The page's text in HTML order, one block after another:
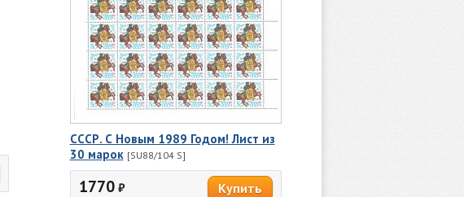
СССР. С Новым 1989 Годом! Лист из
30 марок [SU88/104 S]
1770 ₽